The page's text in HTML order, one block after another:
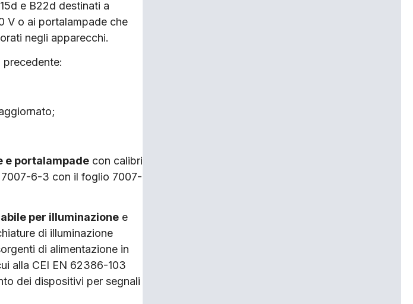
e B22d destinati a
V o ai portalampade che
negli apparecchi.
e portalampade con calibri
7007-6-3 con il foglio 7007-
per illuminazione e
di illuminazione
di alimentazione in
alla CEI EN 62386-103
dei dispositivi per segnali